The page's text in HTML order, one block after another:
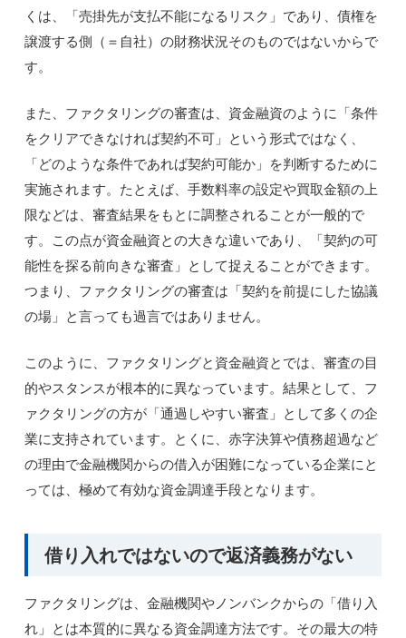
くは、「売掛先が支払不能になるリスク」であり、債権を
譲渡する側（＝自社）の財務状況そのものではないからで
す。
また、ファクタリングの審査は、資金融資のように「条件
をクリアできなければ契約不可」という形式ではなく、
「どのような条件であれば契約可能か」を判断するために
実施されます。たとえば、手数料率の設定や買取金額の上
限などは、審査結果をもとに調整されることが一般的で
す。この点が資金融資との大きな違いであり、「契約の可
能性を探る前向きな審査」として捉えることができます。
つまり、ファクタリングの審査は「契約を前提にした協議
の場」と言っても過言ではありません。
このように、ファクタリングと資金融資とでは、審査の目
的やスタンスが根本的に異なっています。結果として、フ
ァクタリングの方が「通過しやすい審査」として多くの企
業に支持されています。とくに、赤字決算や債務超過など
の理由で金融機関からの借入が困難になっている企業にと
っては、極めて有効な資金調達手段となります。
借り入れではないので返済義務がない
ファクタリングは、金融機関やノンバンクからの「借り入
れ」とは本質的に異なる資金調達方法です。その最大の特